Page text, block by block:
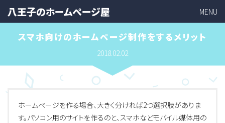
八王子のホームページ屋 MENU
スマホ向けのホームページ制作をするメリット
2018.02.02
ホームページを作る場合、大きく分ければ2つ選択肢がありま
す。パソコン用のサイトを作るのと、スマホなどモバイル媒体用の